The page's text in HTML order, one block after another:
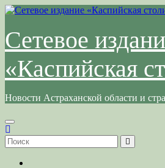
Перейти
содержимому
Сетевое
«Каспийская
Новости Астраханской области и